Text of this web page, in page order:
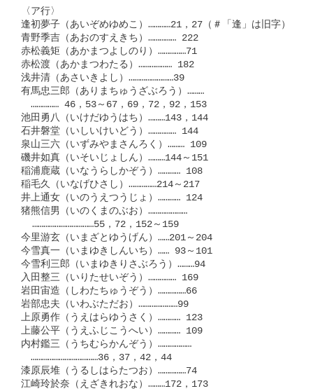
〈ア行〉
逢初夢子（あいぞめゆめこ）…………21，27（＃「逢」は旧字）
青野季吉（あおのすえきち）…………… 222
赤松義矩（あかまつよしのり）……………71
赤松渡（あかまつわたる）……………… 182
浅井清（あさいきよし）……………………39
有馬忠三郎（ありまちゅうざぶろう）………
…………… 46，53～67，69，72，92，153
池田勇八（いけだゆうはち）………143，144
石井磐堂（いしいけいどう）…………… 144
泉山三六（いずみやまさんろく）……… 109
磯井如真（いそいじょしん）………144～151
稲浦鹿蔵（いなうらしかぞう）………… 108
稲毛久（いなげひさし）……………214～217
井上通女（いのうえつうじょ）………… 124
猪熊信男（いのくまのぶお）…………………
  ……………………………55，72，152～159
今里游玄（いまざとゆうげん）……201～204
今雪真一（いまゆきしんいち）…… 93～101
今雪利三郎（いまゆきりさぶろう）………94
入田整三（いりたせいぞう）…………… 169
岩田宙造（しわたちゅうぞう）……………66
岩部忠夫（いわぶただお）…………………99
上原勇作（うえはらゆうさく）………… 123
上藤公平（うえふじこうへい）………… 109
内村鑑三（うちむらかんぞう）………………
………………………………36，37，42，44
漆原辰堆（うるしはらたつお）……………74
江崎玲於奈（えざきれおな）………172，173